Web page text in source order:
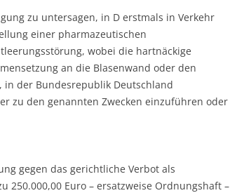
zu untersagen, in D erstmals in Verkehr
einer pharmazeutischen
wobei die hartnäckige
an die Blasenwand oder den
der Bundesrepublik Deutschland
zu den genannten Zwecken einzuführen oder
gegen das gerichtliche Verbot als
250.000,00 Euro – ersatzweise Ordnungshaft –